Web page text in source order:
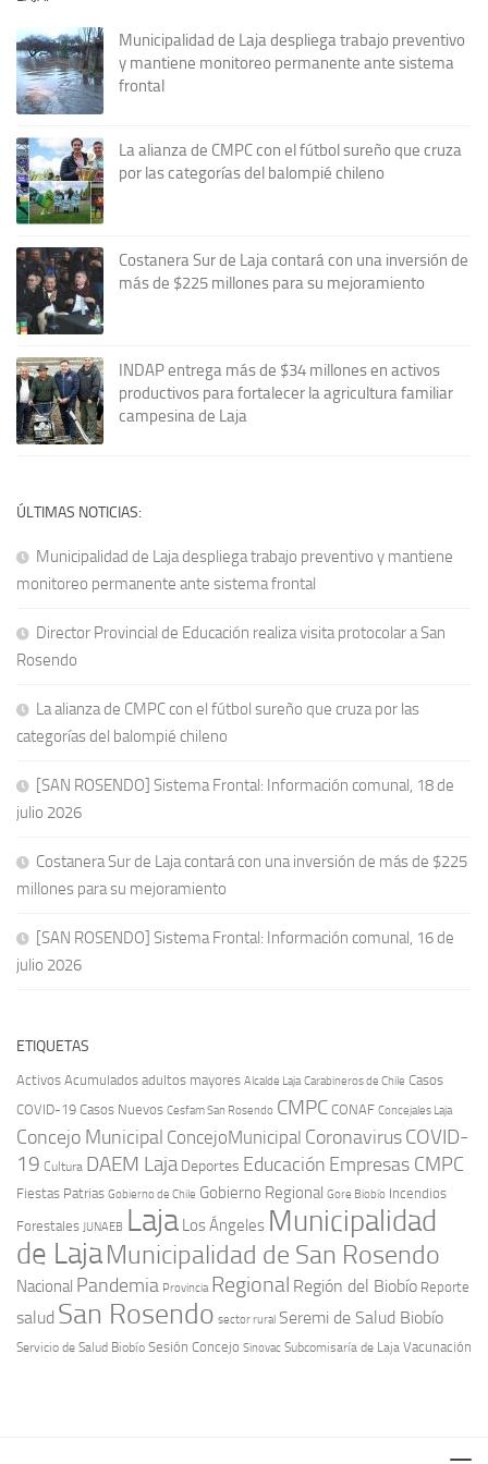
Municipalidad de Laja despliega trabajo preventivo
y mantiene monitoreo permanente ante sistema
frontal
La alianza de CMPC con el fútbol sureño que cruza
por las categorías del balompié chileno
Costanera Sur de Laja contará con una inversión de
más de $225 millones para su mejoramiento
INDAP entrega más de $34 millones en activos
productivos para fortalecer la agricultura familiar
campesina de Laja
ÚLTIMAS NOTICIAS:
Municipalidad de Laja despliega trabajo preventivo y mantiene
monitoreo permanente ante sistema frontal
Director Provincial de Educación realiza visita protocolar a San
Rosendo
La alianza de CMPC con el fútbol sureño que cruza por las
categorías del balompié chileno
[SAN ROSENDO] Sistema Frontal: Información comunal, 18 de
julio 2026
Costanera Sur de Laja contará con una inversión de más de $225
millones para su mejoramiento
[SAN ROSENDO] Sistema Frontal: Información comunal, 16 de
julio 2026
ETIQUETAS
Activos Acumulados adultos mayores Alcalde Laja Carabineros de Chile Casos
COVID-19 Casos Nuevos Cesfam San Rosendo CMPC CONAF Concejales Laja
Concejo Municipal ConcejoMunicipal CoronavirusCOVID-
19 Cultura DAEM Laja Deportes Educación Empresas CMPC
Fiestas Patrias Gobierno de Chile Gobierno Regional Gore Biobío Incendios
Forestales JUNAEB Laja Los Ángeles Municipalidad
de LajaMunicipalidad de San Rosendo
Nacional Pandemia Provincia Regional Región del Biobío Reporte
salud San Rosendo sector rural Seremi de Salud Biobío
Servicio de Salud Biobío Sesión Concejo Sinovac Subcomisaría de Laja Vacunación